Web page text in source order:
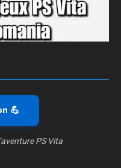
💪
PS Vita